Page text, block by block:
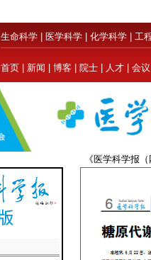
生命科学 医学科学 化学科学 工
首页 新闻 博客 院士 人才 会议
《医学科学